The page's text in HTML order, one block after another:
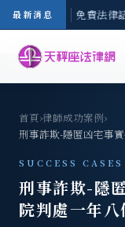
最新消息
-8/3(一) 現場免費法律
首頁›律師成功案例›
刑事詐欺-隱匿凶宅事
SUCCESS CASES
刑事詐欺-隱
院判處一年